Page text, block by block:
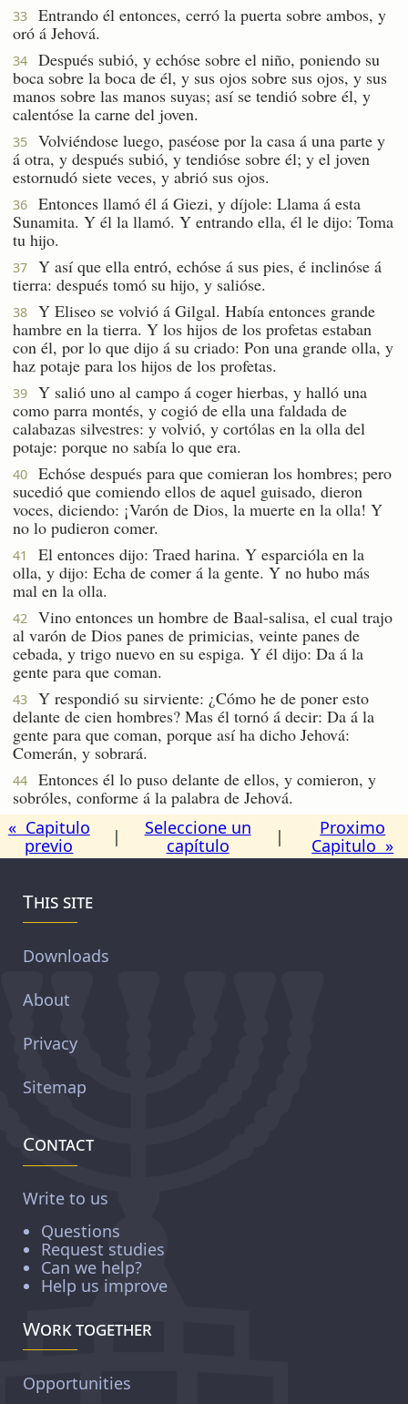
33
Entrando él entonces, cerró la puerta sobre ambos, y
oró á Jehová.
34
Después subió, y echóse sobre el niño, poniendo su
boca sobre la boca de él, y sus ojos sobre sus ojos, y sus
manos sobre las manos suyas; así se tendió sobre él, y
calentóse la carne del joven.
35
Volviéndose luego, paséose por la casa á una parte y
á otra, y después subió, y tendióse sobre él; y el joven
estornudó siete veces, y abrió sus ojos.
36
Entonces llamó él á Giezi, y díjole: Llama á esta
Sunamita. Y él la llamó. Y entrando ella, él le dijo: Toma
tu hijo.
37
Y así que ella entró, echóse á sus pies, é inclinóse á
tierra: después tomó su hijo, y salióse.
38
Y Eliseo se volvió á Gilgal. Había entonces grande
hambre en la tierra. Y los hijos de los profetas estaban
con él, por lo que dijo á su criado: Pon una grande olla, y
haz potaje para los hijos de los profetas.
39
Y salió uno al campo á coger hierbas, y halló una
como parra montés, y cogió de ella una faldada de
calabazas silvestres: y volvió, y cortólas en la olla del
potaje: porque no sabía lo que era.
40
Echóse después para que comieran los hombres; pero
sucedió que comiendo ellos de aquel guisado, dieron
voces, diciendo: ¡Varón de Dios, la muerte en la olla! Y
no lo pudieron comer.
41
El entonces dijo: Traed harina. Y esparcióla en la
olla, y dijo: Echa de comer á la gente. Y no hubo más
mal en la olla.
42
Vino entonces un hombre de Baal-salisa, el cual trajo
al varón de Dios panes de primicias, veinte panes de
cebada, y trigo nuevo en su espiga. Y él dijo: Da á la
gente para que coman.
43
Y respondió su sirviente: ¿Cómo he de poner esto
delante de cien hombres? Mas él tornó á decir: Da á la
gente para que coman, porque así ha dicho Jehová:
Comerán, y sobrará.
44
Entonces él lo puso delante de ellos, y comieron, y
sobróles, conforme á la palabra de Jehová.
« Capitulo
previo
|
Seleccione un
capítulo
|
Proximo
Capitulo »
This site
Downloads
About
Privacy
Sitemap
Contact
Write to us
Questions
Request studies
Can we help?
Help us improve
Work together
Opportunities